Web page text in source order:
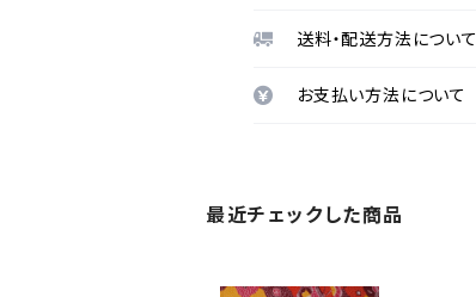
送料・配送方法について
お支払い方法について
最近チェックした商品